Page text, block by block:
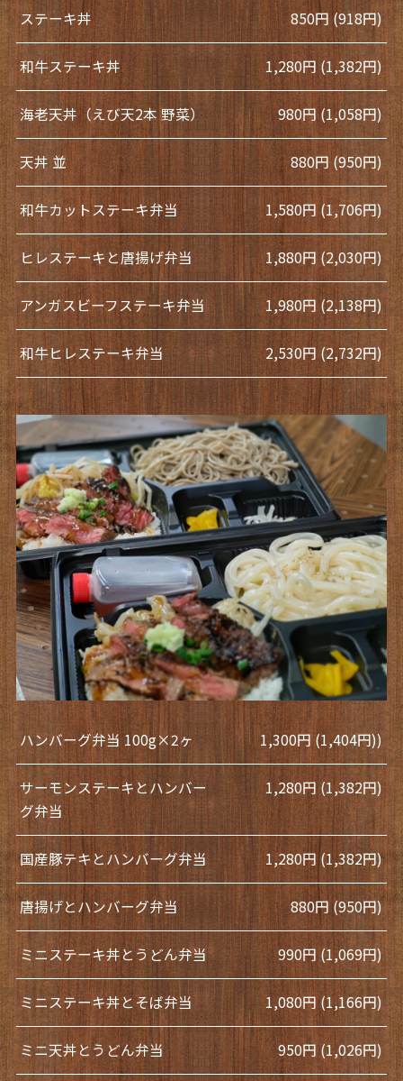
ステーキ丼 850円 (918円)
和牛ステーキ丼 1,280円 (1,382円)
海老天丼（えび天2本 野菜） 980円 (1,058円)
天丼 並 880円 (950円)
和牛カットステーキ弁当 1,580円 (1,706円)
ヒレステーキと唐揚げ弁当 1,880円 (2,030円)
アンガスビーフステーキ弁当 1,980円 (2,138円)
和牛ヒレステーキ弁当 2,530円 (2,732円)
ハンバーグ弁当 100g×2ヶ 1,300円 (1,404円))
サーモンステーキとハンバー
グ弁当
1,280円 (1,382円)
国産豚テキとハンバーグ弁当 1,280円 (1,382円)
唐揚げとハンバーグ弁当 880円 (950円)
ミニステーキ丼とうどん弁当 990円 (1,069円)
ミニステーキ丼とそば弁当 1,080円 (1,166円)
ミニ天丼とうどん弁当 950円 (1,026円)